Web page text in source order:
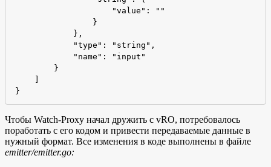
                    "value": ""
                }
            },
            "type": "string",
            "name": "input"
        }
}
Чтобы Watch-Proxy начал дружить с vRO, потребовалось
поработать с его кодом и привести передаваемые данные в
нужный формат. Все изменения в коде выполнены в файле
emitter/emitter.go: